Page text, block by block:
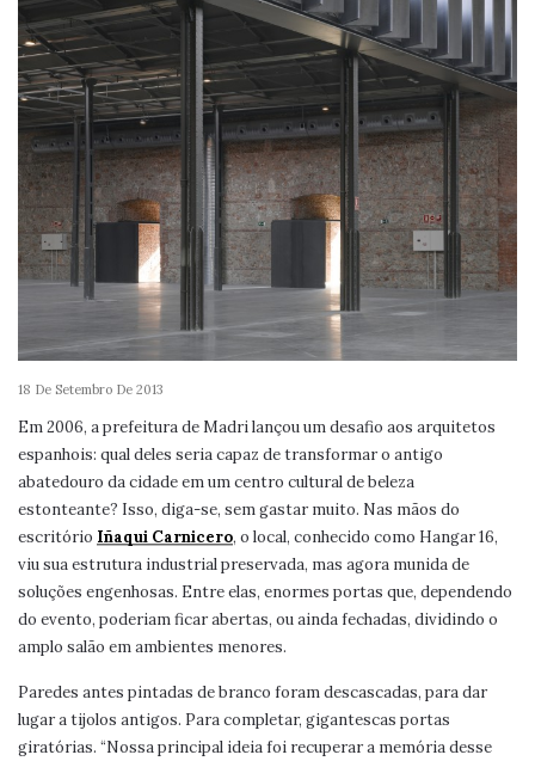
18 De Setembro De 2013
Em 2006, a prefeitura de Madri lançou um desafio aos arquitetos
espanhois: qual deles seria capaz de transformar o antigo
abatedouro da cidade em um centro cultural de beleza
estonteante? Isso, diga-se, sem gastar muito. Nas mãos do
escritório Iñaqui Carnicero, o local, conhecido como Hangar 16,
viu sua estrutura industrial preservada, mas agora munida de
soluções engenhosas. Entre elas, enormes portas que, dependendo
do evento, poderiam ficar abertas, ou ainda fechadas, dividindo o
amplo salão em ambientes menores.
Paredes antes pintadas de branco foram descascadas, para dar
lugar a tijolos antigos. Para completar, gigantescas portas
giratórias. “Nossa principal ideia foi recuperar a memória desse